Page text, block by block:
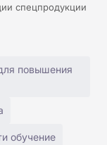
спецпродукции
повышения
обучение